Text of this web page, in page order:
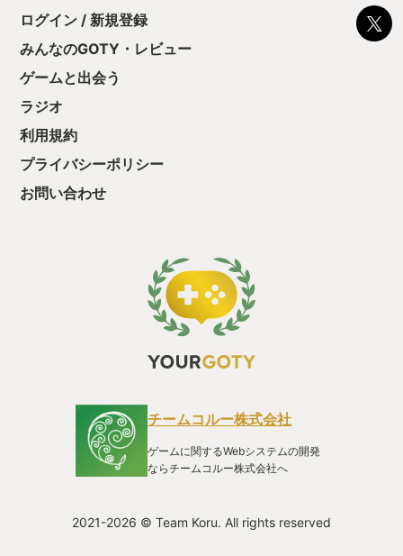
が、でかい耳くそを見せるために異世界から召喚された、原作
あの世界を思い出させてくれたんです。 そんなスパロボDD
を、来年以降もサ終しないように盛り上げていこうと思い、今
回のユアゴテイに選出させていただきました！ ありがとう、ス
パロボ！
ログイン / 新規登録
みんなのGOTY・レビュー
ゲームと出会う
ラジオ
利用規約
プライバシーポリシー
お問い合わせ
チームコルー株式会社
ゲームに関するWebシステムの開発
ならチームコルー株式会社へ
2021-2026 © Team Koru. All rights reserved